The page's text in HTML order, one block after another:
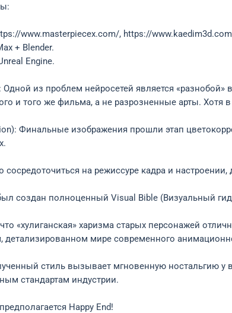
www.masterpiecex.com/, https://
+ Blender.
Engine.
из проблем нейросетей является
и того же фильма, а не разрозненные арты. Хотя
Финальные изображения прошли этап
на режиссуре кадра и
создан полноценный Visual Bible (Визуальный
«хулиганская» харизма старых персонажей
детализированном мире современного
стиль вызывает мгновенную ностальгию у
стандартам индустрии.
Happy End!